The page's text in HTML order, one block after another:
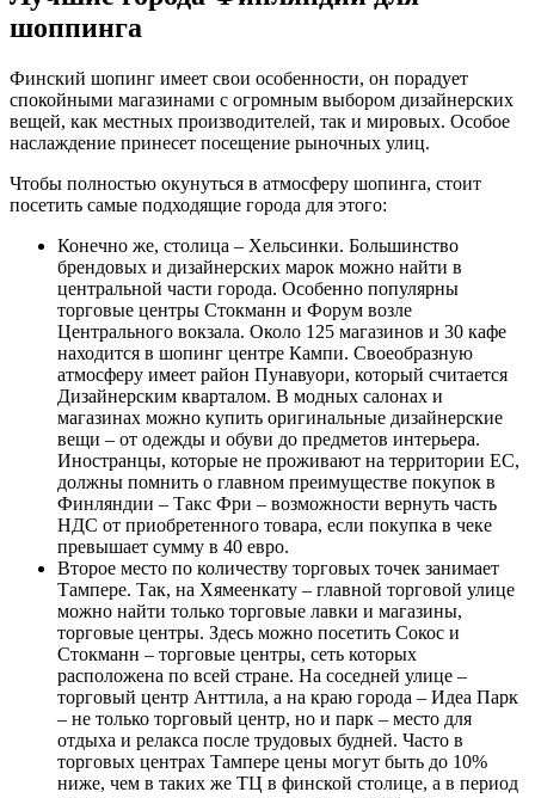
шоппинга
Финский шопинг имеет свои особенности, он порадует
спокойными магазинами с огромным выбором дизайнерских
вещей, как местных производителей, так и мировых. Особое
наслаждение принесет посещение рыночных улиц.
Чтобы полностью окунуться в атмосферу шопинга, стоит
посетить самые подходящие города для этого:
Конечно же, столица – Хельсинки. Большинство
брендовых и дизайнерских марок можно найти в
центральной части города. Особенно популярны
торговые центры Стокманн и Форум возле
Центрального вокзала. Около 125 магазинов и 30 кафе
находится в шопинг центре Кампи. Своеобразную
атмосферу имеет район Пунавуори, который считается
Дизайнерским кварталом. В модных салонах и
магазинах можно купить оригинальные дизайнерские
вещи – от одежды и обуви до предметов интерьера.
Иностранцы, которые не проживают на территории ЕС,
должны помнить о главном преимуществе покупок в
Финляндии – Такс Фри – возможности вернуть часть
НДС от приобретенного товара, если покупка в чеке
превышает сумму в 40 евро.
Второе место по количеству торговых точек занимает
Тампере. Так, на Хямеенкату – главной торговой улице
можно найти только торговые лавки и магазины,
торговые центры. Здесь можно посетить Сокос и
Стокманн – торговые центры, сеть которых
расположена по всей стране. На соседней улице –
торговый центр Анттила, а на краю города – Идеа Парк
– не только торговый центр, но и парк – место для
отдыха и релакса после трудовых будней. Часто в
торговых центрах Тампере цены могут быть до 10%
ниже, чем в таких же ТЦ в финской столице, а в период